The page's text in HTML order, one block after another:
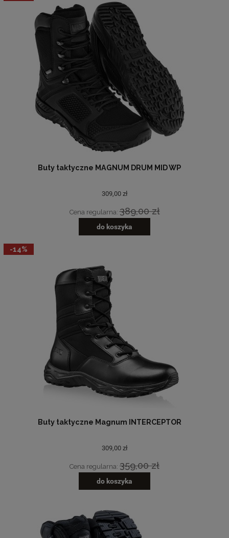
Buty taktyczne MAGNUM DRUM MID WP
309,00 zł
Cena regularna:389,00 zł
do koszyka
Buty taktyczne Magnum INTERCEPTOR
309,00 zł
Cena regularna: 359,00 zł
do koszyka
-14%